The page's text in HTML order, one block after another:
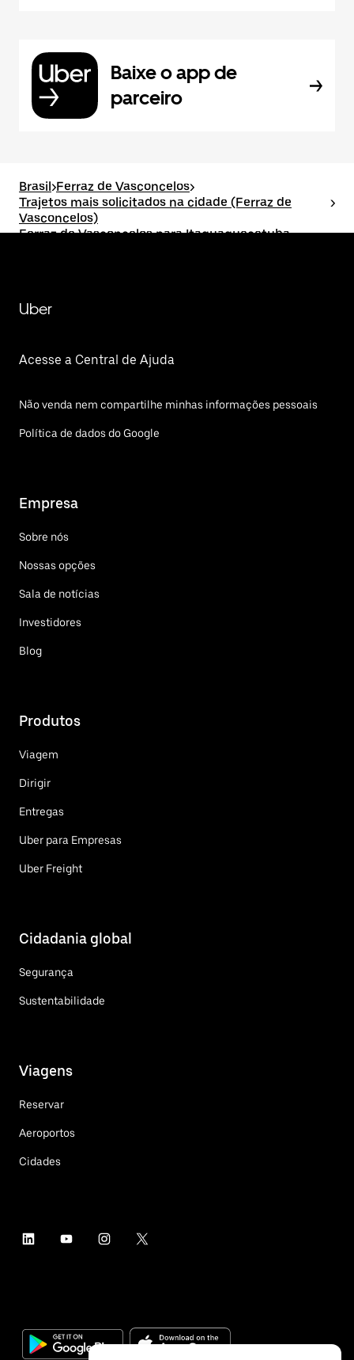
Baixe o app de
parceiro
Brasil>Ferraz de Vasconcelos>
Trajetos mais solicitados na cidade (Ferraz de
Vasconcelos)
>
Ferraz de Vasconcelos para Itaquaquecetuba
Uber
Acesse a Central de Ajuda
Não venda nem compartilhe minhas informações pessoais
Política de dados do Google
Empresa
Sobre nós
Nossas opções
Sala de notícias
Investidores
Blog
Produtos
Viagem
Dirigir
Entregas
Uber para Empresas
Uber Freight
Cidadania global
Segurança
Sustentabilidade
Viagens
Reservar
Aeroportos
Cidades